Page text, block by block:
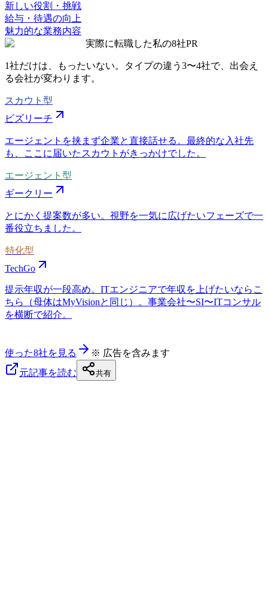
新しい役割・挑戦
給与・待遇の向上
魅力的な業務内容
実際に転職した私の8社PR
1社だけは、もったいない。タイプの違う 3〜4社で、出会え
る会社が変わります。
スカウト型
ビズリーチ
エージェントを挟まず企業と直接話せる。最終的な入社先
も、ここに届いたスカウトがきっかけでした。
エージェント型
ギークリー
とにかく提案数が多い。視野を一気に広げたいフェーズで一
番役立ちました。
特化型
TechGo
提示年収が一段高め。ITエンジニアで年収を上げたいならこ
ちら（母体はMyVisionと同じ）。事業会社〜SI〜ITコンサル
を横断で紹介。
使った8社を見る
※ 広告を含みます
元記事を読む
共有